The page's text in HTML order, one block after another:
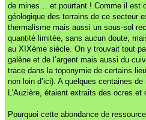
de mines… et pourtant ! Comme il est
géologique des terrains de ce secteur
thermalisme mais aussi un sous-sol
quantité limitée, sans aucun doute,
au XIXème siècle. On y trouvait tout
galène et de l’argent mais aussi du
trace dans la toponymie de certains
non loin d’ici). A quelques centaines
L’Auzière, étaient extraits des ocres et
Pourquoi cette abondance de